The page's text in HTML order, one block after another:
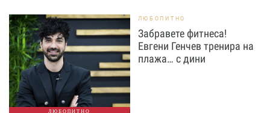
ЛЮБОПИТНО
ЛЮБОПИТНО
Забравете фитнеса!
Евгени Генчев тренира на
плажа… с дини